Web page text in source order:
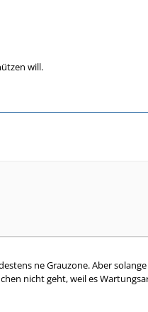
will.
ne Grauzone. Aber
nicht geht, weil es